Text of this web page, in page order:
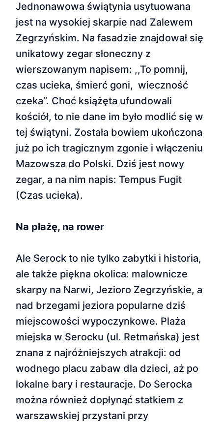
Jednonawowa świątynia usytuowana
jest na wysokiej skarpie nad Zalewem
Zegrzyńskim. Na fasadzie znajdował się
unikatowy zegar słoneczny z
wierszowanym napisem: ,,To pomnij,
czas ucieka, śmierć goni, wieczność
czeka’’. Choć książęta ufundowali
kościół, to nie dane im było modlić się w
tej świątyni. Została bowiem ukończona
już po ich tragicznym zgonie i włączeniu
Mazowsza do Polski. Dziś jest nowy
zegar, a na nim napis: Tempus Fugit
(Czas ucieka).
Na plażę, na rower
Ale Serock to nie tylko zabytki i historia,
ale także piękna okolica: malownicze
skarpy na Narwi, Jezioro Zegrzyńskie, a
nad brzegami jeziora popularne dziś
miejscowości wypoczynkowe. Plaża
miejska w Serocku (ul. Retmańska) jest
znana z najróżniejszych atrakcji: od
wodnego placu zabaw dla dzieci, aż po
lokalne bary i restauracje. Do Serocka
można również dopłynąć statkiem z
warszawskiej przystani przy